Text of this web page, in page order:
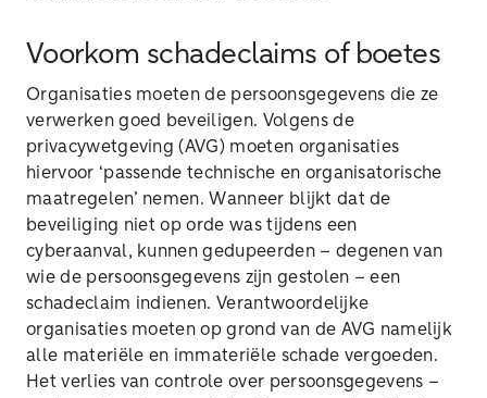
Voorkom schadeclaims of boetes
Organisaties moeten de persoonsgegevens die ze
verwerken goed beveiligen. Volgens de
privacywetgeving (AVG) moeten organisaties
hiervoor ‘passende technische en organisatorische
maatregelen’ nemen. Wanneer blijkt dat de
beveiliging niet op orde was tijdens een
cyberaanval, kunnen gedupeerden – degenen van
wie de persoonsgegevens zijn gestolen – een
schadeclaim indienen. Verantwoordelijke
organisaties moeten op grond van de AVG namelijk
alle materiële en immateriële schade vergoeden.
Het verlies van controle over persoonsgegevens –